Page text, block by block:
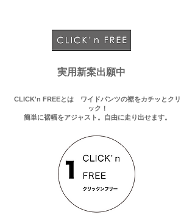
実用新案出願中
CLICK'n FREEとは ワイドパンツの裾をカチッとクリ
ック！
簡単に裾幅をアジャスト。自由に走り出せます。